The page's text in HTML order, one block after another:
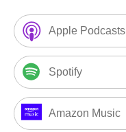
Apple Podcasts
Spotify
Amazon Music